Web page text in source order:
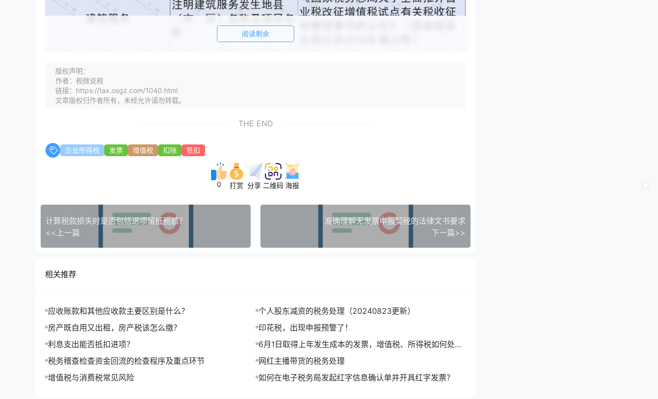
阅读剩余
版权声明：
作者：税微说税
链接：https://tax.osgz.com/1040.html
文章版权归作者所有，未经允许请勿转载。
THE END
企业所得税 发票 增值税 扣除 抵扣
0 打赏 分享 二维码 海报
计算税款损失时是否包括进项留抵税额？
<<上一篇
准确理解无发票申报契税的法律文书要求
下一篇>>
相关推荐
应收账款和其他应收款主要区别是什么？
个人股东减资的税务处理（20240823更新）
房产既自用又出租，房产税该怎么缴？
印花税，出现申报预警了！
利息支出能否抵扣进项？
6月1日取得上年发生成本的发票，增值税、所得税如何处
理，如何做账？
税务稽查检查资金回流的检查程序及重点环节
网红主播带货的税务处理
增值税与消费税常见风险
如何在电子税务局发起红字信息确认单并开具红字发票？